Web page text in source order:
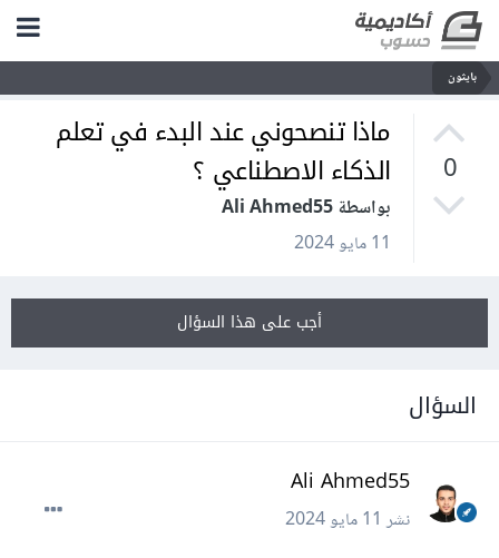
بايثون
0
ماذا تنصحوني عند البدء في تعلم
الذكاء الاصطناعي ؟
بواسطة Ali Ahmed55
11 مايو 2024
أجب على هذا السؤال
السؤال
Ali Ahmed55
نشر11 مايو 2024